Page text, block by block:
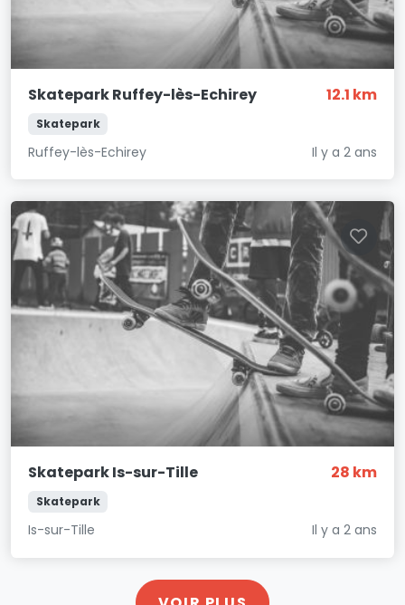
Skatepark Ruffey-lès-Echirey 12.1 km
Skatepark
Ruffey-lès-Echirey Il y a 2 ans
Skatepark Is-sur-Tille 28 km
Skatepark
Is-sur-Tille Il y a 2 ans